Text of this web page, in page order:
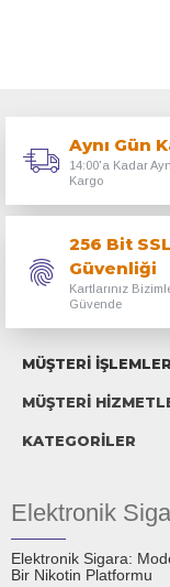
Aynı Gün
14:00'a Kadar
Kargo
256 Bit SSL
Güvenliği
Kartlarınız
Güvende
MÜŞTERİ
MÜŞTERİ
KATEGORİLER
Elektronik
Elektronik Sigara:
Bir Nikotin Platformu